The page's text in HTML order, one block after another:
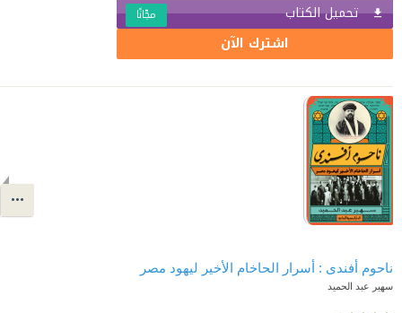
تحميل الكتاب مجّانًا
اشترك الآن
ناحوم أفندى : أسرار الحاخام الأخير ليهود مصر
سهير عبد الحميد